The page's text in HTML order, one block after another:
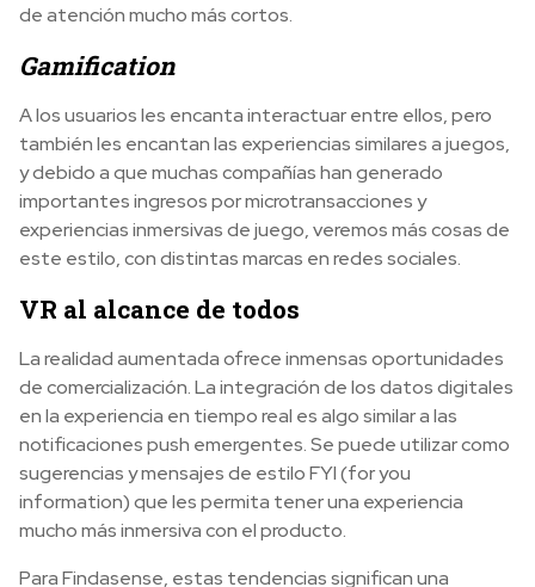
de atención mucho más cortos.
Gamification
A los usuarios les encanta interactuar entre ellos, pero
también les encantan las experiencias similares a juegos,
y debido a que muchas compañías han generado
importantes ingresos por microtransacciones y
experiencias inmersivas de juego, veremos más cosas de
este estilo, con distintas marcas en redes sociales.
VR al alcance de todos
La realidad aumentada ofrece inmensas oportunidades
de comercialización. La integración de los datos digitales
en la experiencia en tiempo real es algo similar a las
notificaciones push emergentes. Se puede utilizar como
sugerencias y mensajes de estilo FYI (for you
information) que les permita tener una experiencia
mucho más inmersiva con el producto.
Para Findasense, estas tendencias significan una